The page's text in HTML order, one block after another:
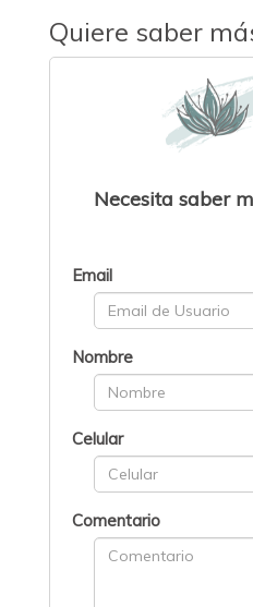
Quiere saber
Necesita saber
Email
Nombre
Celular
Comentario